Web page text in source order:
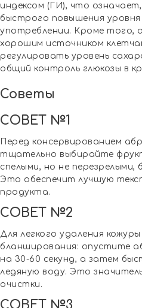
индексом (ГИ), что
быстрого повышения уровня
употреблении. Кроме того,
хорошим источником
регулировать уровень
общий контроль глюкозы в
Советы
СОВЕТ №1
Перед консервированием
тщательно выбирайте
спелыми, но не перезрелыми,
Это обеспечит лучшую
продукта.
СОВЕТ №2
Для легкого удаления
бланширования: опустите
на 30-60 секунд, а затем
ледяную воду. Это
очистки.
СОВЕТ №3